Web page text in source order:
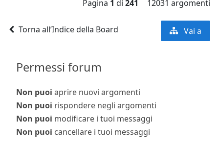
Pagina 1 di 241 12031 argomenti
Torna all’Indice della Board Vai a
Permessi forum
Non puoi aprire nuovi argomenti
Non puoi rispondere negli argomenti
Non puoi modificare i tuoi messaggi
Non puoi cancellare i tuoi messaggi